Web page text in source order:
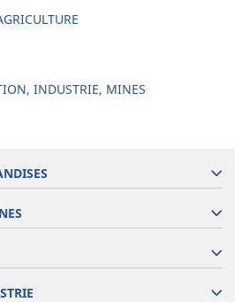
INDUSTRIE, MINES